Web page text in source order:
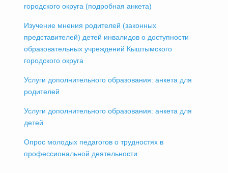
городского округа (подробная анкета)
Изучение мнения родителей (законных
представителей) детей инвалидов о доступности
образовательных учреждений Кыштымского
городского округа
Услуги дополнительного образования: анкета для
родителей
Услуги дополнительного образования: анкета для
детей
Опрос молодых педагогов о трудностях в
профессиональной деятельности